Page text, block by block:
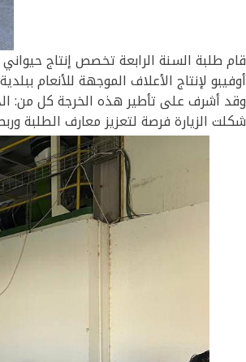
قام طلبة السنة الرابعة تخصص إنتاج
أوفيبو لإنتاج الأعلاف الموجهة للأنعام
وقد أشرف على تأطير هذه الخرجة كل من:
شكلت الزيارة فرصة لتعزيز معارف الطلبة